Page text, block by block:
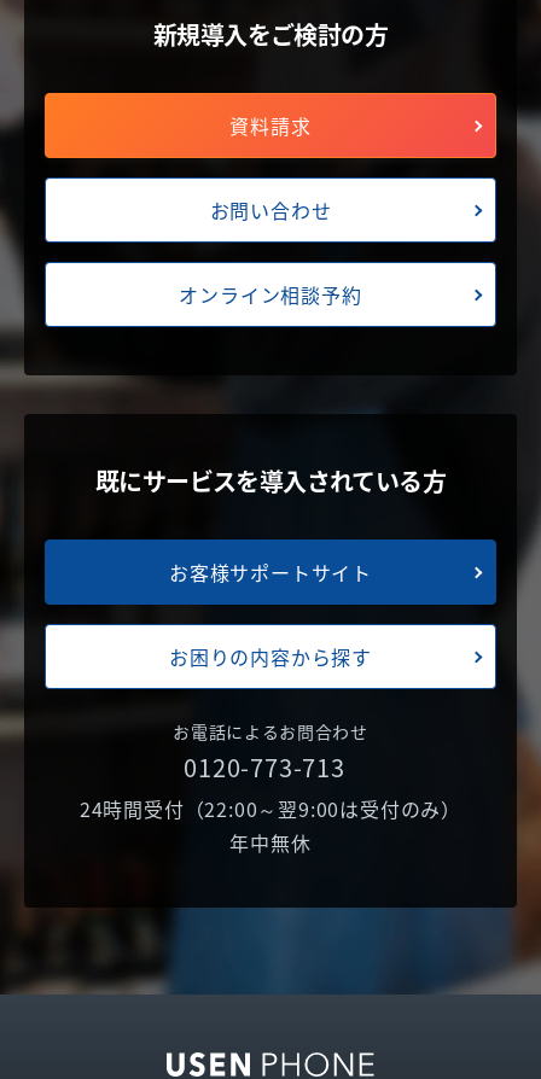
新規導入をご検討の方
資料請求
お問い合わせ
オンライン相談予約
既にサービスを導入されている方
お客様サポートサイト
お困りの内容から探す
お電話によるお問合わせ
0120-773-713
24時間受付（22:00～翌9:00は受付のみ）
年中無休